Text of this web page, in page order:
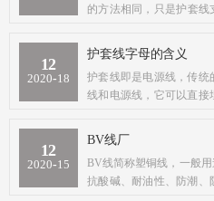
的方法相同，只是护套线
12
2020-18
护套线字母的含义
护套线即是电源线，传统
线和电源线，它可以直接
12
2020-15
BV线厂
BV线简称塑铜线，一般
抗酸碱、耐油性、防潮、